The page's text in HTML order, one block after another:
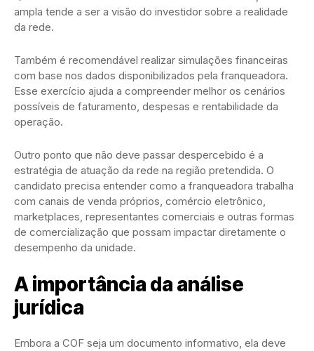
ampla tende a ser a visão do investidor sobre a realidade
da rede.
Também é recomendável realizar simulações financeiras
com base nos dados disponibilizados pela franqueadora.
Esse exercício ajuda a compreender melhor os cenários
possíveis de faturamento, despesas e rentabilidade da
operação.
Outro ponto que não deve passar despercebido é a
estratégia de atuação da rede na região pretendida. O
candidato precisa entender como a franqueadora trabalha
com canais de venda próprios, comércio eletrônico,
marketplaces, representantes comerciais e outras formas
de comercialização que possam impactar diretamente o
desempenho da unidade.
A importância da análise
jurídica
Embora a COF seja um documento informativo, ela deve